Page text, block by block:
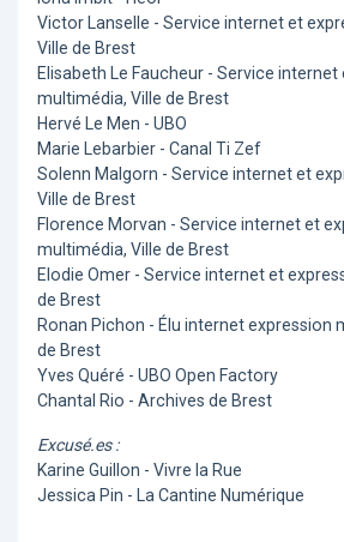
Victor Lanselle - Service internet et
Ville de Brest
Elisabeth Le Faucheur - Service
multimédia, Ville de Brest
Hervé Le Men - UBO
Marie Lebarbier - Canal Ti Zef
Solenn Malgorn - Service internet et
Ville de Brest
Florence Morvan - Service internet et
multimédia, Ville de Brest
Elodie Omer - Service internet et
de Brest
Ronan Pichon - Élu internet expression
de Brest
Yves Quéré - UBO Open Factory
Chantal Rio - Archives de Brest
Excusé.es :
Karine Guillon - Vivre la Rue
Jessica Pin - La Cantine Numérique